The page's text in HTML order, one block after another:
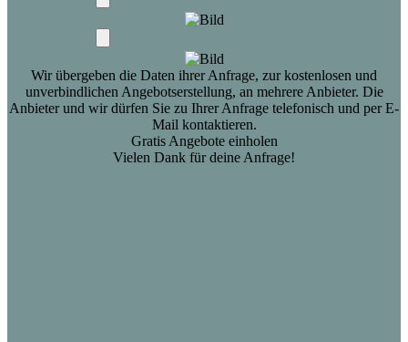
Wir übergeben die Daten ihrer Anfrage, zur kostenlosen und
unverbindlichen Angebotserstellung, an mehrere Anbieter. Die
Anbieter und wir dürfen Sie zu Ihrer Anfrage telefonisch und per E-
Mail kontaktieren.
Gratis Angebote einholen
Vielen Dank für deine Anfrage!